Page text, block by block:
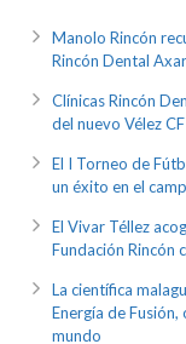
Manolo Rincón
Rincón Dental
Clínicas Rincón
del nuevo Vélez
El I Torneo de
un éxito en el
El Vivar Téllez
Fundación Rincón
La científica
Energía de
mundo